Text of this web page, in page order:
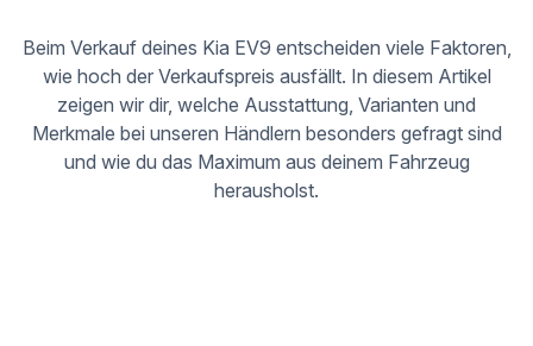
Beim Verkauf deines Kia EV9 entscheiden viele Faktoren,
wie hoch der Verkaufspreis ausfällt. In diesem Artikel
zeigen wir dir, welche Ausstattung, Varianten und
Merkmale bei unseren Händlern besonders gefragt sind
und wie du das Maximum aus deinem Fahrzeug
herausholst.